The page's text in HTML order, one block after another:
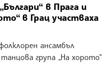
в Прага и
в Грац участваха
ансамбъл
група „На хорото“